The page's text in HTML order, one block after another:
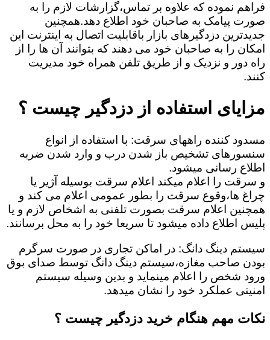
فراهم نموده که علاوه بر تماس،گزارشات لازم را به
صورت پیامک به صاحبان خود اطلاع دهد.همچنین
جدیدترین دزدگیرهای بازار باقابلیت اتصال به اینترنت این
امکان را به صاحبان خود می دهند که بتوانند آن ها را از
راه دور و نزدیک و از طریق تلفن همراه خود مدیریت
کنند.
مزایای استفاده از دزدگیر چیست ؟
مسدود کننده راههای سرقت: با استفاده از انواع
سنسورهای تشخیص باز شدن درب و وارد شدن ضربه
اطلاع رسانی میشود.
و سرقت را اعلام میکند اعلام سرقت بوسیله آژیر یا
چراغ ها،وقوع سرقت را بطور عمومی اعلام می کند و
همچنین اعلام سرقت بصورت تلفنی به اشخاص لازم و یا
پلیس اطلاع داده میشود تا سریعا خود را به محل برسانند.
سیستم دینگ دانگ: در اماکن تجاری در صورت سرگرم
بودن صاحب مغازه،سیستم دینگ دانگ توسط صدای بوق
ورود شخص را اعلام مینماید و بدین وسیله سیستم
امنیتی عملکرد خود را نشان میدهد.
نکات مهم هنگام خرید دزدگیر چیست ؟